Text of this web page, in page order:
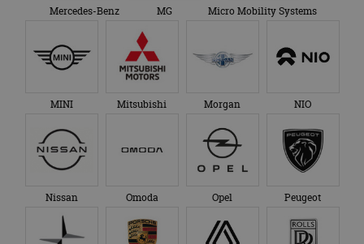
Mercedes-Benz MG Micro Mobility Systems
MINI Mitsubishi Morgan NIO
Nissan Omoda Opel Peugeot